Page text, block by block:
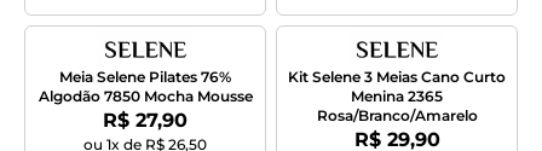
Meia Selene Pilates 76%
Algodão 7850 Mocha Mousse
Por:
R$ 27,90
ou 1x de R$ 26,50
Kit Selene 3 Meias Cano Curto
Menina 2365
Rosa/Branco/Amarelo
Por:
R$ 29,90